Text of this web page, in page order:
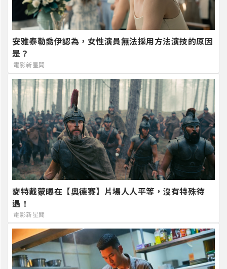
安雅泰勒喬伊認為，女性演員無法採用方法演技的原因
是？
電影新星聞
麥特戴蒙曝在【奧德賽】片場人人平等，沒有特殊待
遇！
電影新星聞